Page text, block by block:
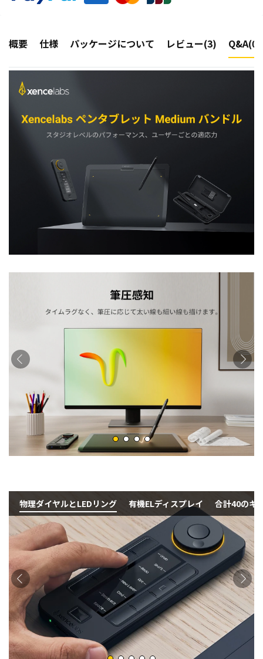
概要 仕様 パッケージについて レビュー(3) Q&A(0)
物理ダイヤルとLEDリング 有機ELディスプレイ 合計40のキ